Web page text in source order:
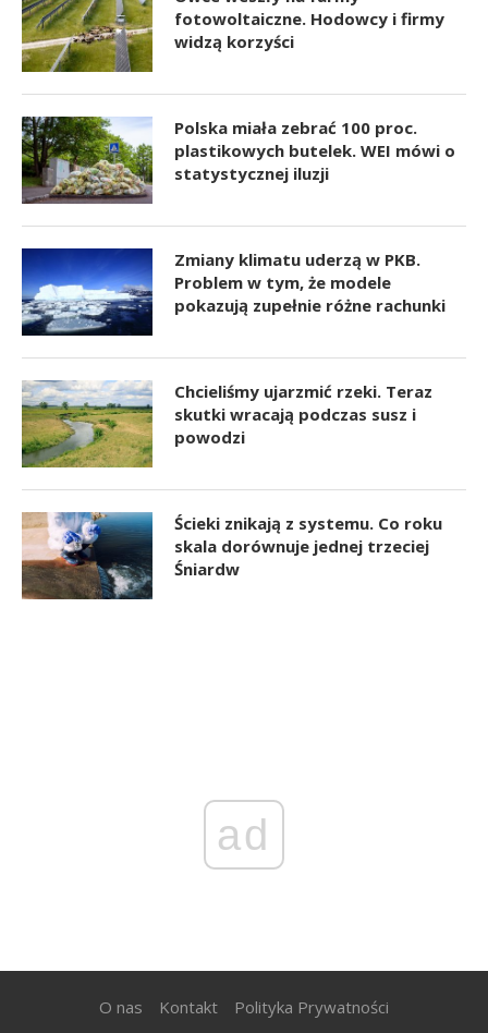
fotowoltaiczne. Hodowcy i firmy
widzą korzyści
Polska miała zebrać 100 proc.
plastikowych butelek. WEI mówi o
statystycznej iluzji
Zmiany klimatu uderzą w PKB.
Problem w tym, że modele
pokazują zupełnie różne rachunki
Chcieliśmy ujarzmić rzeki. Teraz
skutki wracają podczas susz i
powodzi
Ścieki znikają z systemu. Co roku
skala dorównuje jednej trzeciej
Śniardw
ad
O nas Kontakt Polityka Prywatności